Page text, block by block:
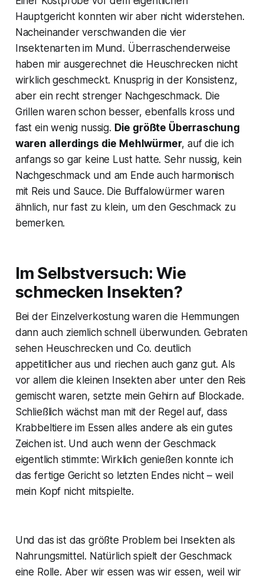
Hauptgericht konnten wir aber nicht widerstehen.
Nacheinander verschwanden die vier
Insektenarten im Mund. Überraschenderweise
haben mir ausgerechnet die Heuschrecken nicht
wirklich geschmeckt. Knusprig in der Konsistenz,
aber ein recht strenger Nachgeschmack. Die
Grillen waren schon besser, ebenfalls kross und
fast ein wenig nussig. Die größte Überraschung
waren allerdings die Mehlwürmer, auf die ich
anfangs so gar keine Lust hatte. Sehr nussig, kein
Nachgeschmack und am Ende auch harmonisch
mit Reis und Sauce. Die Buffalowürmer waren
ähnlich, nur fast zu klein, um den Geschmack zu
bemerken.
Im Selbstversuch: Wie
schmecken Insekten?
Bei der Einzelverkostung waren die Hemmungen
dann auch ziemlich schnell überwunden. Gebraten
sehen Heuschrecken und Co. deutlich
appetitlicher aus und riechen auch ganz gut. Als
vor allem die kleinen Insekten aber unter den Reis
gemischt waren, setzte mein Gehirn auf Blockade.
Schließlich wächst man mit der Regel auf, dass
Krabbeltiere im Essen alles andere als ein gutes
Zeichen ist. Und auch wenn der Geschmack
eigentlich stimmte: Wirklich genießen konnte ich
das fertige Gericht so letzten Endes nicht – weil
mein Kopf nicht mitspielte.
Und das ist das größte Problem bei Insekten als
Nahrungsmittel. Natürlich spielt der Geschmack
eine Rolle. Aber wir essen was wir essen, weil wir